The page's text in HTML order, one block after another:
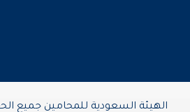
الهيئة السعودية للمحامين جميع